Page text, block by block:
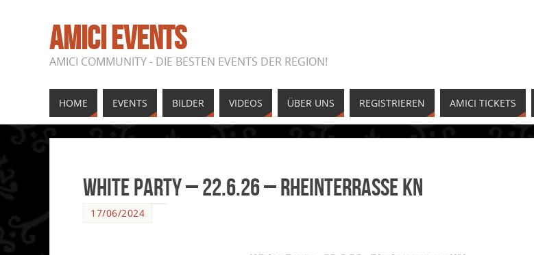
AMICI EVENTS
AMICI COMMUNITY - DIE BESTEN EVENTS DER REGION!
HOME EVENTS BILDER VIDEOS ÜBER UNS REGISTRIEREN AMICI TICKETS
White Party – 22.6.26 – Rheinterrasse KN
17/06/2024